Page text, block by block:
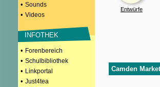
• Sounds
• Videos
INFOTHEK
• Forenbereich
• Schulbibliothek
• Linkportal
• Just4tea
Entwürfe
Camden